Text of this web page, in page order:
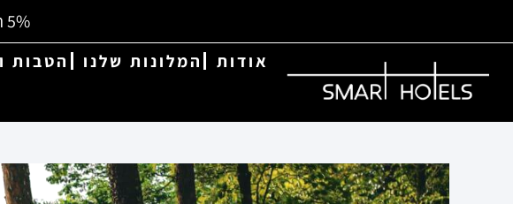
5% הנחה בלעדית למזמינים באתר
אודות המלונות שלנו הטבות